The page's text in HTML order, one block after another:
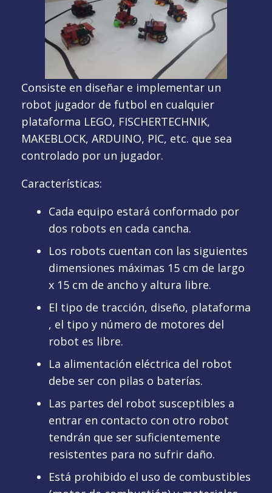
Consiste en diseñar e implementar un
robot jugador de futbol en cualquier
plataforma LEGO, FISCHERTECHNIK,
MAKEBLOCK, ARDUINO, PIC, etc. que sea
controlado por un jugador.
Características:
Cada equipo estará conformado por
dos robots en cada cancha.
Los robots cuentan con las siguientes
dimensiones máximas 15 cm de largo
x 15 cm de ancho y altura libre.
El tipo de tracción, diseño, plataforma
, el tipo y número de motores del
robot es libre.
La alimentación eléctrica del robot
debe ser con pilas o baterías.
Las partes del robot susceptibles a
entrar en contacto con otro robot
tendrán que ser suficientemente
resistentes para no sufrir daño.
Está prohibido el uso de combustibles